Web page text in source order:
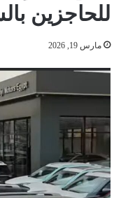
للحاجزين
مارس 19, 2026